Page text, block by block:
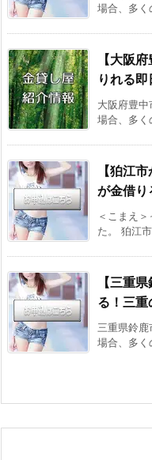
場合、多
【大阪
りれる即
大阪府豊
場合、多
【狛江
が金借り
＜こまえ
た。 狛江
【三重
る！三重
三重県鈴
場合、多